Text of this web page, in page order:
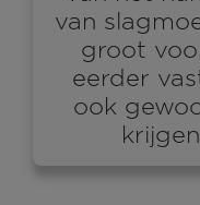
van
groot
eerder
ook